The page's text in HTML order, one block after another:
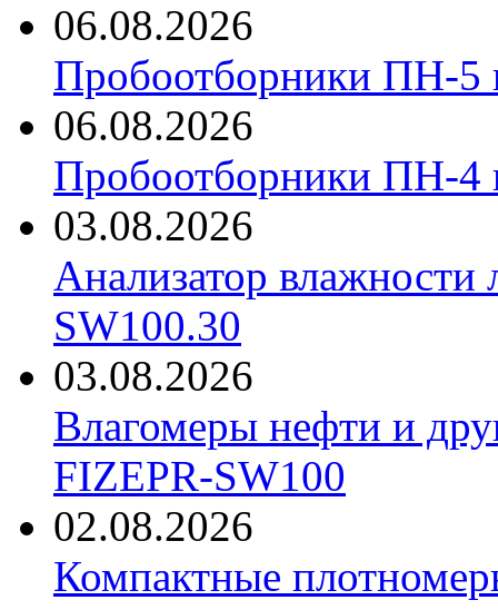
06.08.2026
Пробоотборники ПН-
06.08.2026
Пробоотборники ПН-
03.08.2026
Анализатор
SW100.30
03.08.2026
Влагомеры нефти и
FIZEPR-SW100
02.08.2026
Компактные